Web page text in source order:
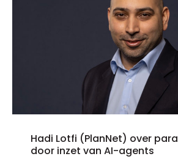
Hadi Lotfi (PlanNet) over
door inzet van AI-agents